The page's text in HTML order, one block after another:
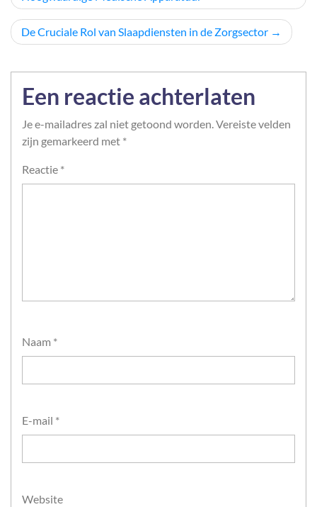
De Cruciale Rol van Slaapdiensten in de Zorgsector
Een reactie achterlaten
Je e-mailadres zal niet getoond worden.Vereiste velden
zijn gemarkeerd met *
Reactie *
Naam *
E-mail *
Website